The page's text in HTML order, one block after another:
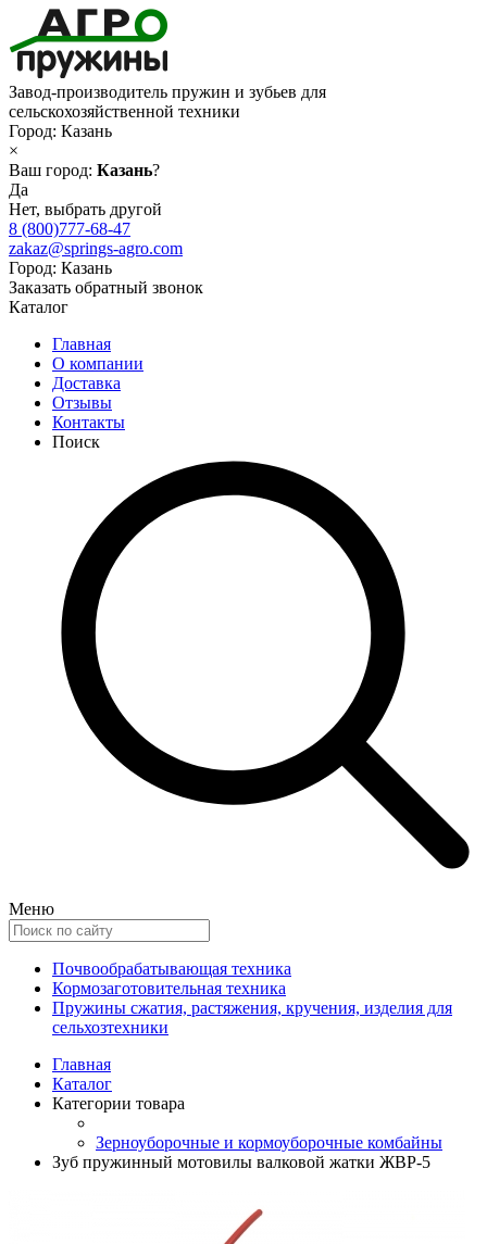
Завод-производитель пружин и зубьев для
сельскохозяйственной техники
Город: Казань
×
Ваш город: Казань?
Да
Нет, выбрать другой
8 (800)777-68-47
zakaz@springs-agro.com
Город: Казань
Заказать обратный звонок
Каталог
Главная
О компании
Доставка
Отзывы
Контакты
Поиск
Меню
Почвообрабатывающая техника
Кормозаготовительная техника
Пружины сжатия, растяжения, кручения, изделия для
сельхозтехники
Главная
Каталог
Категории товара
Зерноуборочные и кормоуборочные комбайны
Зуб пружинный мотовилы валковой жатки ЖВР-5